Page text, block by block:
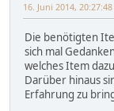
16. Juni 2014, 20:27:48
Die benötigten
sich mal
welches Item
Darüber hinaus
Erfahrung zu